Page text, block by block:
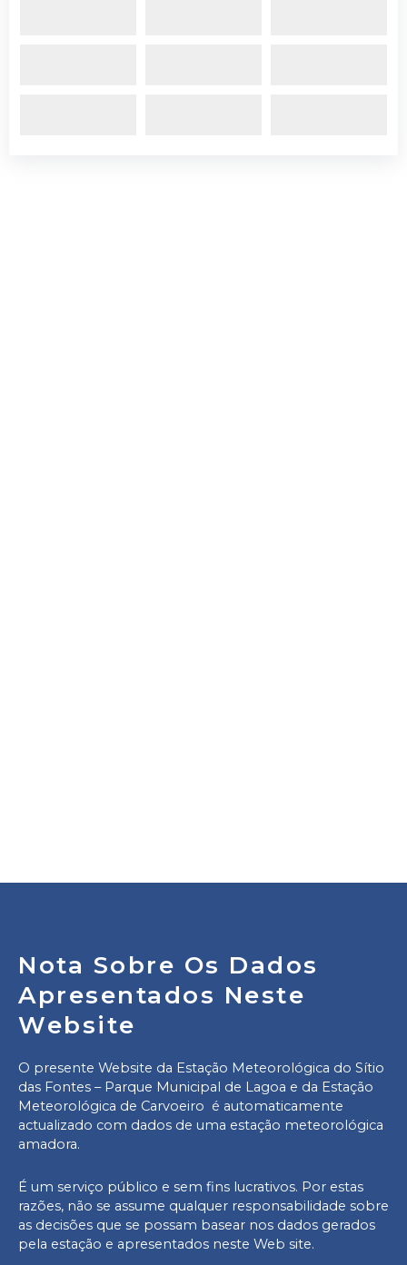
Nota Sobre Os Dados
Apresentados Neste
Website
O presente Website da Estação Meteorológica do Sítio
das Fontes – Parque Municipal de Lagoa e da Estação
Meteorológica de Carvoeiro é automaticamente
actualizado com dados de uma estação meteorológica
amadora.
É um serviço público e sem fins lucrativos. Por estas
razões, não se assume qualquer responsabilidade sobre
as decisões que se possam basear nos dados gerados
pela estação e apresentados neste Web site.